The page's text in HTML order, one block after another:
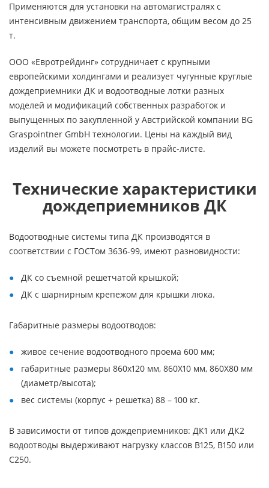
Применяются для установки на автомагистралях с
интенсивным движением транспорта, общим весом до 25
т.
ООО «Евротрейдинг» сотрудничает с крупными
европейскими холдингами и реализует чугунные круглые
дождеприемники ДК и водоотводные лотки разных
моделей и модификаций собственных разработок и
выпущенных по закупленной у Австрийской компании BG
Graspointner GmbH технологии. Цены на каждый вид
изделий вы можете посмотреть в прайс-листе.
Технические характеристики
дождеприемников ДК
Водоотводные системы типа ДК производятся в
соответствии с ГОСТом 3636-99, имеют разновидности:
ДК со съемной решетчатой крышкой;
ДК с шарнирным крепежом для крышки люка.
Габаритные размеры водоотводов:
живое сечение водоотводного проема 600 мм;
габаритные размеры 860х120 мм, 860Х10 мм, 860Х80 мм
(диаметр/высота);
вес системы (корпус + решетка) 88 – 100 кг.
В зависимости от типов дождеприемников: ДК1 или ДК2
водоотводы выдерживают нагрузку классов В125, В150 или
С250.